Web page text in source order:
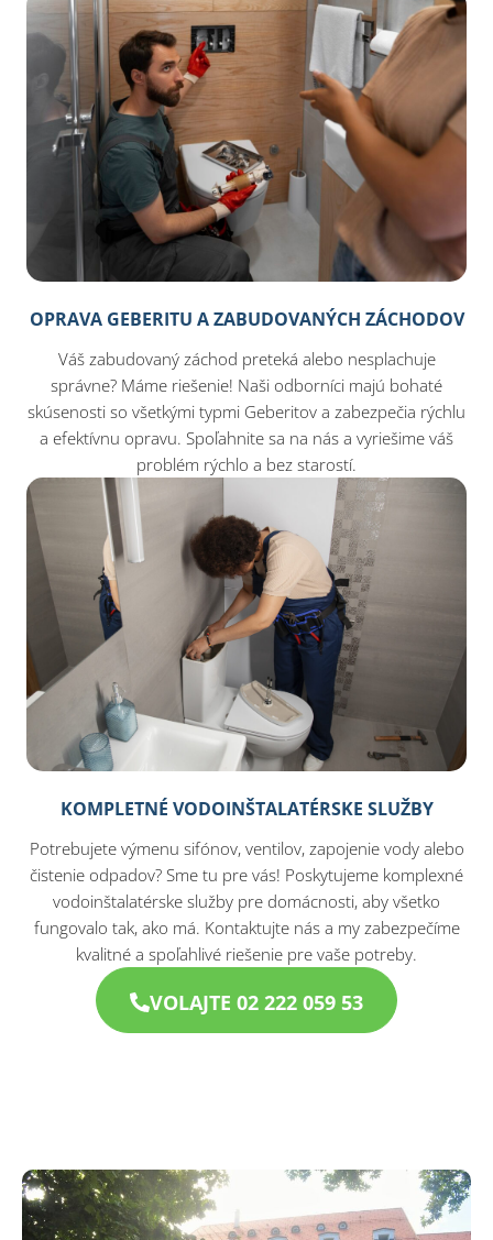
OPRAVA GEBERITU A ZABUDOVANÝCH ZÁCHODOV
Váš zabudovaný záchod preteká alebo nesplachuje
správne? Máme riešenie! Naši odborníci majú bohaté
skúsenosti so všetkými typmi Geberitov a zabezpečia rýchlu
a efektívnu opravu. Spoľahnite sa na nás a vyriešime váš
problém rýchlo a bez starostí.
KOMPLETNÉ VODOINŠTALATÉRSKE SLUŽBY
Potrebujete výmenu sifónov, ventilov, zapojenie vody alebo
čistenie odpadov? Sme tu pre vás! Poskytujeme komplexné
vodoinštalatérske služby pre domácnosti, aby všetko
fungovalo tak, ako má. Kontaktujte nás a my zabezpečíme
kvalitné a spoľahlivé riešenie pre vaše potreby.
VOLAJTE 02 222 059 53